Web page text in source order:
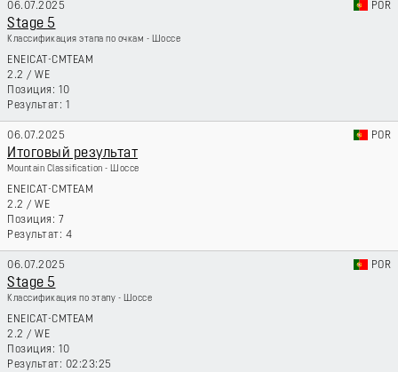
06.07.2025 POR
Stage 5
Классификация этапа по очкам - Шоссе
ENEICAT-CMTEAM
2.2 / WE
10
1
06.07.2025 POR
Итоговый результат
Mountain Classification - Шоссе
ENEICAT-CMTEAM
2.2 / WE
7
4
06.07.2025 POR
Stage 5
Классификация по этапу - Шоссе
ENEICAT-CMTEAM
2.2 / WE
10
02:23:25